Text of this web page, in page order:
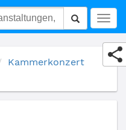
Kammerkonzert